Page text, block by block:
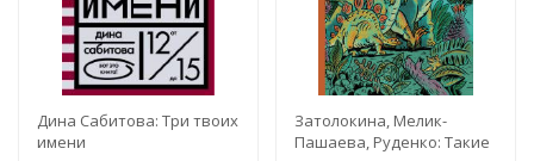
Дина Сабитова: Три твоих
имени
Затолокина, Мелик-
Пашаева, Руденко: Такие